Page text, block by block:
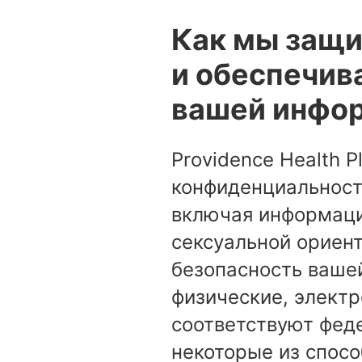
Как мы
и
вашей
Providence Health
включая
сексуальной
безопасность
физические,
соответствуют
некоторые из